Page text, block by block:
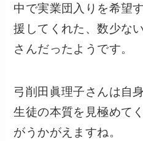
中で実業団入りを希望
援してくれた、数少な
さんだったようです。
弓削田眞理子さんは自
生徒の本質を見極めて
がうかがえますね。